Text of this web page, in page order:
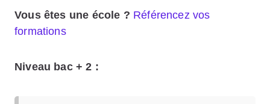
Vous êtes une école ? Référencez vos
formations
Niveau bac + 2 :